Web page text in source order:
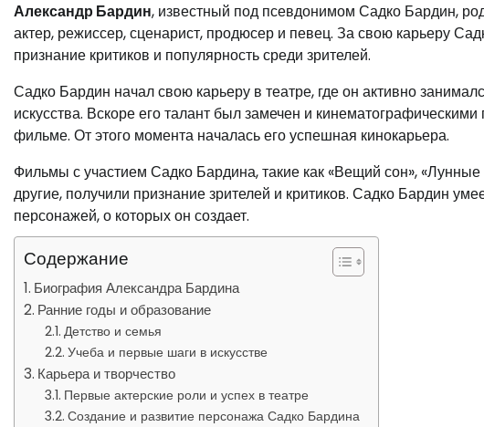
Александр Бардин, известный под псевдонимом Садко Бардин,
актер, режиссер, сценарист, продюсер и певец. За свою карьеру
признание критиков и популярность среди зрителей.
Садко Бардин начал свою карьеру в театре, где он активно
искусства. Вскоре его талант был замечен и
фильме. От этого момента началась его успешная кинокарьера.
Фильмы с участием Садко Бардина, такие как «Вещий сон»,
другие, получили признание зрителей и критиков. Садко Бардин
персонажей, о которых он создает.
Содержание
Биография Александра Бардина
Ранние годы и образование
Детство и семья
Учеба и первые шаги в искусстве
Карьера и творчество
Первые актерские роли и успех в театре
Создание и развитие персонажа Садко Бардина